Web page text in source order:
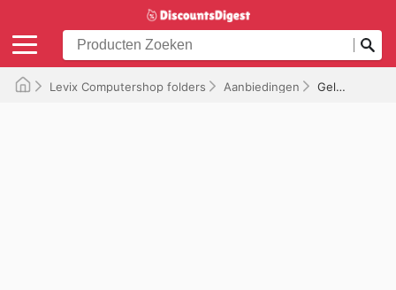
Levix Computershop folders Aanbiedingen Geldig tot 20-11-2025